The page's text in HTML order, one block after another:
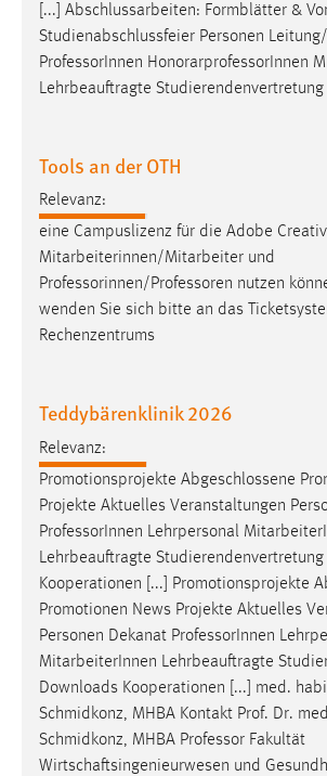
[...] Abschlussarbeiten: Formblätter &
Studienabschlussfeier Personen
Professor Innen HonorarprofessorInnen
Lehrbeauftragte
Tools an der OTH
Relevanz:
eine Campuslizenz für die Adobe
Mitarbeiterinnen/Mitarbeiter und
Professorinnen/Professoren nutzen
wenden Sie sich bitte an das
Rechenzentrums
Teddybärenklinik 2026
Relevanz:
Promotionsprojekte Abgeschlossene
Projekte Aktuelles Veranstaltungen
Professor Innen Lehrpersonal
Lehrbeauftragte
Kooperationen [...] Promotionsprojekte
Promotionen News Projekte Aktuelles
Personen Dekanat Professor Innen
MitarbeiterInnen Lehrbeauftragte
Downloads Kooperationen [...] med.
Schmidkonz, MHBA Kontakt Prof. Dr.
Schmidkonz, MHBA Professor Fakultät
Wirtschaftsingenieurwesen und
Sprachpräferenz
Name:
site-language-preference
Cookie Laufzeit:
30 Tage
Chat
Zweck:
Cookie Laufzeit:
MibewSessionID, mibew-chat-frame-style-
Jahre, MIBEW_UserID = 1 Jahr
Login
Name:
fe_user, be_user, be_lastLoginProvider
Zweck:
Dieser Cookie ist notwendig um sich an
einloggen zu können.